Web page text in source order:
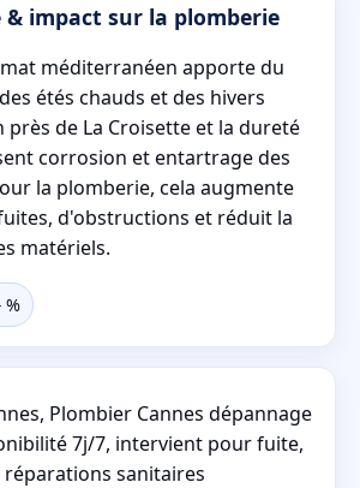
& impact sur la plomberie
méditerranéen apporte du
étés chauds et des hivers
près de La Croisette et la dureté
corrosion et entartrage des
la plomberie, cela augmente
d'obstructions et réduit la
matériels.
%
Plombier Cannes dépannage
7j/7, intervient pour fuite,
sanitaires